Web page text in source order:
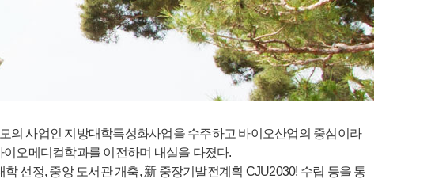
의 사업인 지방대학특성화사업을 수주하고 바이오산업의 중심이라
오메디컬학과를 이전하며 내실을 다졌다.
선정, 중앙 도서관 개축, 新 중장기발전계획 CJU2030! 수립 등을 통